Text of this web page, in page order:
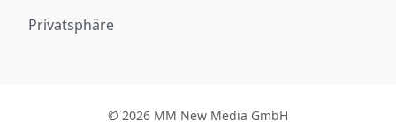
Privatsphäre
© 2026 MM New Media GmbH